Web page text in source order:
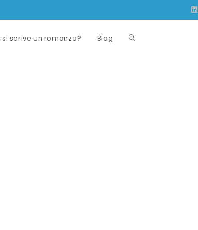
scrive un romanzo? Blog Attiva/disattiva